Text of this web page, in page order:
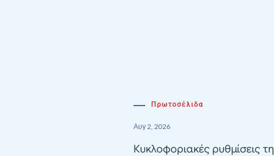
Πρωτοσέλιδα
Αυγ 2, 2026
Κυκλοφοριακές ρυθμίσεις τη